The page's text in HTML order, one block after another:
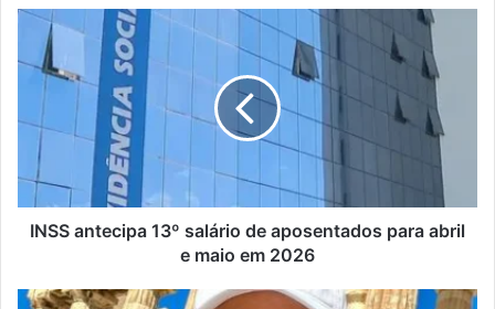
INSS
antecipa
13º
salário
aposentados
para
abril
e
maio
INSS antecipa 13º salário de aposentados para abril
e maio em 2026
Dono